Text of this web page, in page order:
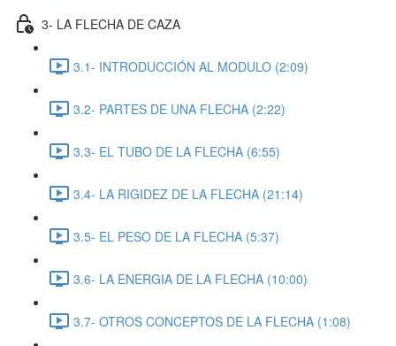
3- LA FLECHA DE CAZA
3.1- INTRODUCCIÓN AL MODULO (2:09)
3.2- PARTES DE UNA FLECHA (2:22)
3.3- EL TUBO DE LA FLECHA (6:55)
3.4- LA RIGIDEZ DE LA FLECHA (21:14)
3.5- EL PESO DE LA FLECHA (5:37)
3.6- LA ENERGIA DE LA FLECHA (10:00)
3.7- OTROS CONCEPTOS DE LA FLECHA (1:08)